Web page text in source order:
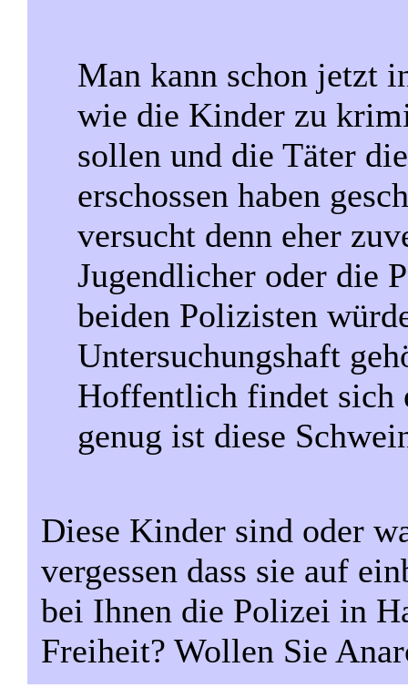
Man kann schon jetzt
wie die Kinder zu
sollen und die Täter
erschossen haben
versucht denn eher
Jugendlicher oder die
beiden Polizisten
Untersuchungshaft
Hoffentlich findet sich
genug ist diese
Diese Kinder sind oder
vergessen dass sie auf
bei Ihnen die Polizei in
Freiheit? Wollen Sie